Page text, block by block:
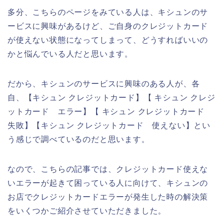
多分、こちらのページをみている人は、キシュンのサ
ービスに興味があるけど、ご自身のクレジットカード
が使えない状態になってしまって、どうすればいいの
かと悩んでいる人だと思います。
だから、キシュンのサービスに興味のある人が、各
自、【キシュン クレジットカード】【 キシュン クレジ
ットカード エラー】【 キシュン クレジットカード
失敗】【キシュン クレジットカード 使えない】とい
う感じで調べているのだと思います。
なので、こちらの記事では、クレジットカード使えな
いエラーが起きて困っている人に向けて、キシュンの
お店でクレジットカードエラーが発生した時の解決策
をいくつかご紹介させていただきました。